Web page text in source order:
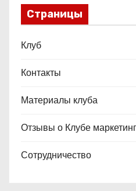
Страницы
Клуб
Контакты
Материалы клуба
Отзывы о Клубе
Сотрудничество